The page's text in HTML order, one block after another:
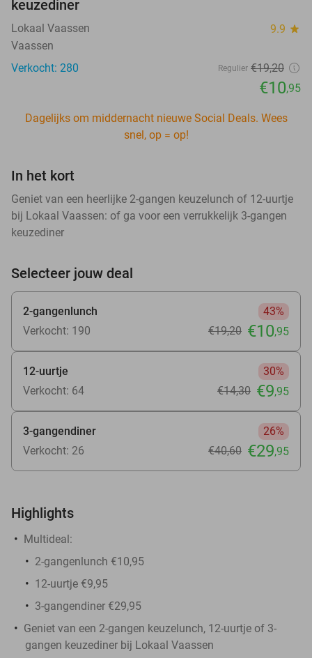
keuzediner
Lokaal Vaassen 9.9 star
Vaassen
Verkocht: 280
Regulier €19,20
€10,95
Dagelijks om middernacht nieuwe Social Deals. Wees
snel, op = op!
In het kort
Geniet van een heerlijke 2-gangen keuzelunch of 12-uurtje
bij Lokaal Vaassen: of ga voor een verrukkelijk 3-gangen
keuzediner
Selecteer jouw deal
2-gangenlunch
43%
Verkocht: 190
€19,20 €10,95
12-uurtje
30%
Verkocht: 64
€14,30 €9,95
3-gangendiner
26%
Verkocht: 26
€40,60 €29,95
Highlights
Multideal:
2-gangenlunch €10,95
12-uurtje €9,95
3-gangendiner €29,95
Geniet van een 2-gangen keuzelunch, 12-uurtje of 3-
gangen keuzediner bij Lokaal Vaassen